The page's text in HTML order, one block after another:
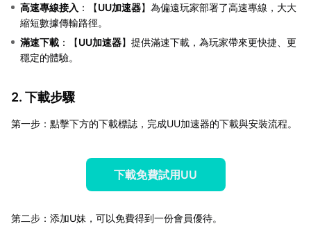
高速專線接入 ：【UU加速器】為偏遠玩家部署了高速專線，大大
縮短數據傳輸路徑。
滿速下載 ：【UU加速器】提供滿速下載，為玩家帶來更快捷、更
穩定的體驗。
2. 下載步驟
第一步：點擊下方的下載標誌，完成UU加速器的下載與安裝流程。
下載免費試用UU
第二步：添加U妹，可以免費得到一份會員優待。